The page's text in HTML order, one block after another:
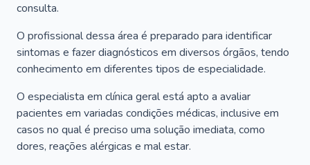
consulta.
O profissional dessa área é preparado para identificar
sintomas e fazer diagnósticos em diversos órgãos, tendo
conhecimento em diferentes tipos de especialidade.
O especialista em clínica geral está apto a avaliar
pacientes em variadas condições médicas, inclusive em
casos no qual é preciso uma solução imediata, como
dores, reações alérgicas e mal estar.